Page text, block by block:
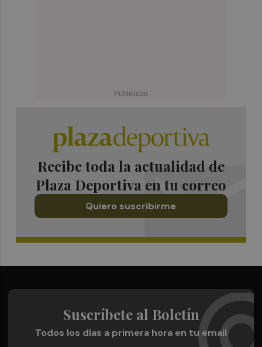
Recibe toda la actualidad de
Plaza Deportiva en tu correo
Quiero suscribirme
Suscríbete al Boletín
Todos los días a primera hora en tu email